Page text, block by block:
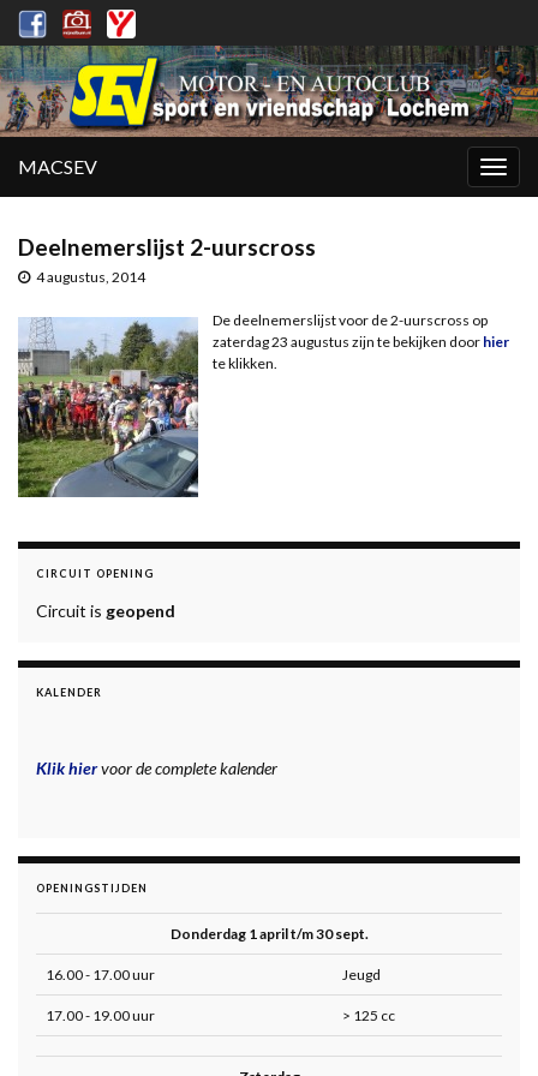
MACSEV
Deelnemerslijst 2-uurscross
4 augustus, 2014
De deelnemerslijst voor de 2-uurscross op
zaterdag 23 augustus zijn te bekijken door hier
te klikken.
CIRCUIT OPENING
Circuit is geopend
KALENDER
Klik hiervoor de complete kalender
OPENINGSTIJDEN
Donderdag 1 april t/m 30 sept.
16.00 - 17.00 uur Jeugd
17.00 - 19.00 uur > 125 cc